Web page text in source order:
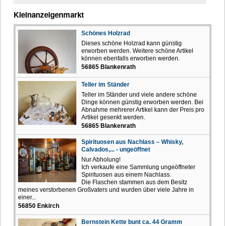
Kleinanzeigenmarkt
Schönes Holzrad
Dieses schöne Holzrad kann günstig
erworben werden. Weitere schöne Artikel
können ebenfalls erworben werden.
56865 Blankenrath
Teller im Ständer
Teller im Ständer und viele andere schöne
Dinge können günstig erworben werden. Bei
Abnahme mehrerer Artikel kann der Preis pro
Artikel gesenkt werden.
56865 Blankenrath
Spirituosen aus Nachlass – Whisky,
Calvados,... - ungeöffnet
Nur Abholung!
Ich verkaufe eine Sammlung ungeöffneter
Spirituosen aus einem Nachlass.
Die Flaschen stammen aus dem Besitz
meines verstorbenen Großvaters und wurden über viele Jahre in
einer...
56850 Enkirch
Bernstein Kette bunt ca. 44 Gramm